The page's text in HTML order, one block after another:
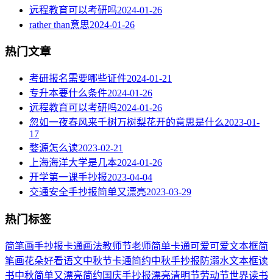
远程教育可以考研吗2024-01-26
rather than意思2024-01-26
热门文章
考研报名需要哪些证件2024-01-21
专升本要什么条件2024-01-26
远程教育可以考研吗2024-01-26
忽如一夜春风来千树万树梨花开的意思是什么2023-01-
17
婺源怎么读2023-02-21
上海海洋大学是几本2024-01-26
开学第一课手抄报2023-04-04
交通安全手抄报简单又漂亮2023-03-29
热门标签
简笔画手抄报卡通画法教师节老师简单卡通可爱可爱文本框简
笔画花朵好看语文中秋节卡通简约中秋手抄报 防溺水文本框读
书中秋简单又漂亮简约 国庆手抄报漂亮清明节劳动节世界读书